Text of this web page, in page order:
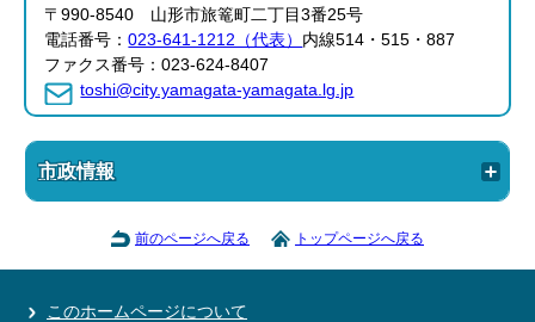
〒990-8540 山形市旅篭町二丁目3番25号
電話番号：023-641-1212（代表） 内線514・515・887
ファクス番号：023-624-8407
toshi@city.yamagata-yamagata.lg.jp
市政情報
前のページへ戻る トップページへ戻る
このホームページについて